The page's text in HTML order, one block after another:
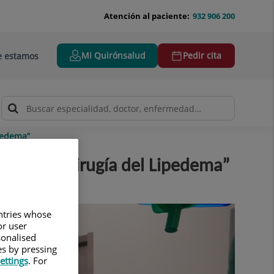
932 906 200
Atención al paciente:
estamos Mi Quirónsalud Pedir cita
On en Cirugía del Lipedema”
whose
user
by pressing
. For